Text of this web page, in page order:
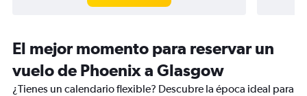
El mejor momento para reservar un
vuelo de Phoenix a Glasgow
¿Tienes un calendario flexible? Descubre la época ideal para